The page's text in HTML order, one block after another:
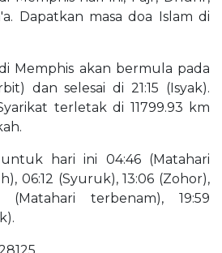
Dapatkan masa doa Islam di
Memphis akan bermula pada
dan selesai di 21:15 (Isyak).
terletak di 11799.93 km
hari ini 04:46 (Matahari
06:12 (Syuruk), 13:06 (Zohor),
(Matahari terbenam), 19:59